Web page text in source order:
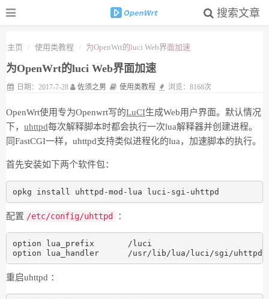
搜索文章
主页 使用类教程 为OpenWrt的luci Web界面加速
为OpenWrt的luci Web界面加速
日期：2017-7-28 佐须之男 使用类教程 浏览：8168次
OpenWrt使用专为Openwrt写的LuCI生成Web用户界面。默认情况
下， uhttpd每次解释脚本时都会执行一次lua解释器并创建进程。
同FastCGI一样，uhttpd支持类似进程化的lua，加速脚本的执行。
首先安装如下两个软件包：
opkg install uhttpd-mod-lua luci-sgi-uhttpd
配置 /etc/config/uhttpd ：
option lua_prefix       /luci
option lua_handler      /usr/lib/lua/luci/sgi/
重启uhttpd ：